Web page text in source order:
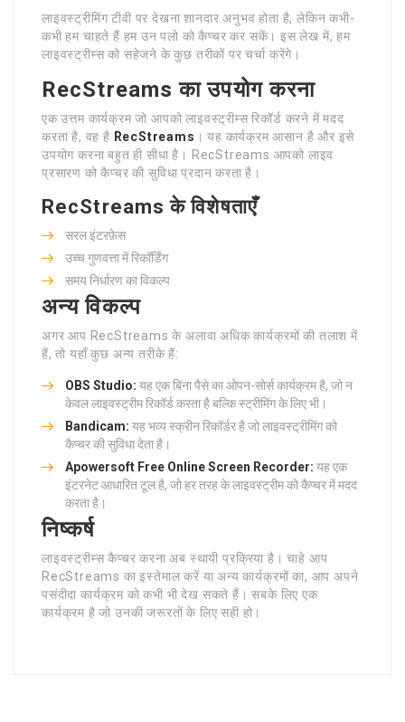
लाइवस्ट्रीमिंग टीवी पर देखना शानदार अनुभव होता है, लेकिन कभी-
कभी हम चाहते हैं हम उन पलो को कैप्चर कर सकें। इस लेख में, हम
लाइवस्ट्रीम्स को सहेजने के कुछ तरीकों पर चर्चा करेंगे।
RecStreams का उपयोग करना
एक उत्तम कार्यक्रम जो आपको लाइवस्ट्रीम्स रिकॉर्ड करने में मदद
करता है, वह है RecStreams । यह कार्यक्रम आसान है और इसे
उपयोग करना बहुत ही सीधा है। RecStreams आपको लाइव
प्रसारण को कैप्चर की सुविधा प्रदान करता है।
RecStreams के विशेषताएँ
सरल इंटरफ़ेस
उच्च गुणवत्ता में रिकॉर्डिंग
समय निर्धारण का विकल्प
अन्य विकल्प
अगर आप RecStreams के अलावा अधिक कार्यक्रमों की तलाश में
हैं, तो यहाँ कुछ अन्य तरीके हैं:
OBS Studio: यह एक बिना पैसे का ओपन-सोर्स कार्यक्रम है, जो न
केवल लाइवस्ट्रीम रिकॉर्ड करता है बल्कि स्ट्रीमिंग के लिए भी।
Bandicam: यह भव्य स्क्रीन रिकॉर्डर है जो लाइवस्ट्रीमिंग को
कैप्चर की सुविधा देता है।
Apowersoft Free Online Screen Recorder: यह एक
इंटरनेट आधारित टूल है, जो हर तरह के लाइवस्ट्रीम को कैप्चर में मदद
करता है।
निष्कर्ष
लाइवस्ट्रीम्स कैप्चर करना अब स्थायी प्रक्रिया है। चाहे आप
RecStreams का इस्तेमाल करें या अन्य कार्यक्रमों का, आप अपने
पसंदीदा कार्यक्रम को कभी भी देख सकते हैं। सबके लिए एक
कार्यक्रम है जो उनकी जरूरतों के लिए सही हो।